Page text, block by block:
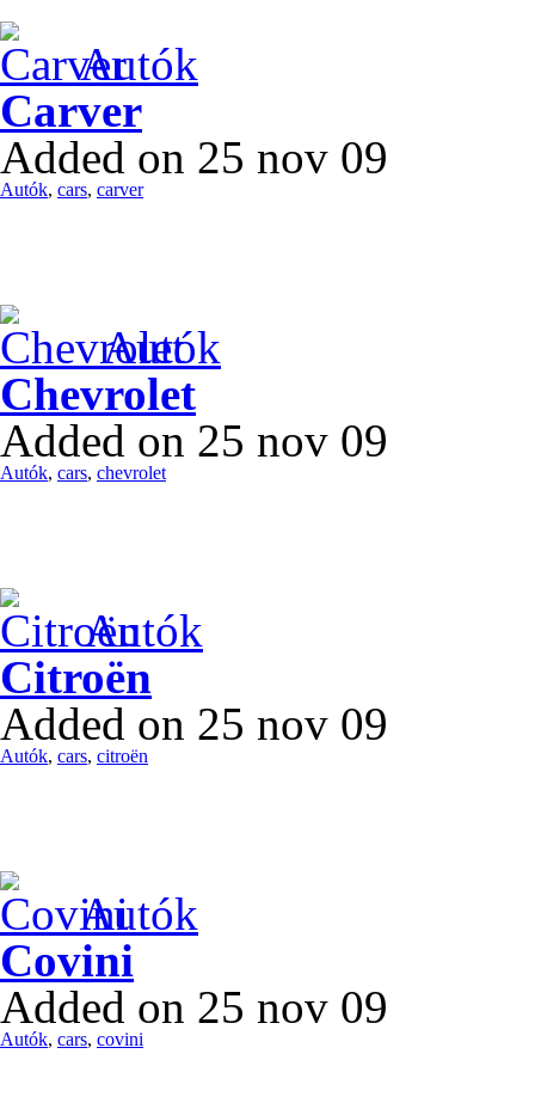
Autók
Carver
Added on 25 nov 09
Autók, cars, carver
Autók
Chevrolet
Added on 25 nov 09
Autók, cars, chevrolet
Autók
Citroën
Added on 25 nov 09
Autók, cars, citroën
Autók
Covini
Added on 25 nov 09
Autók, cars, covini